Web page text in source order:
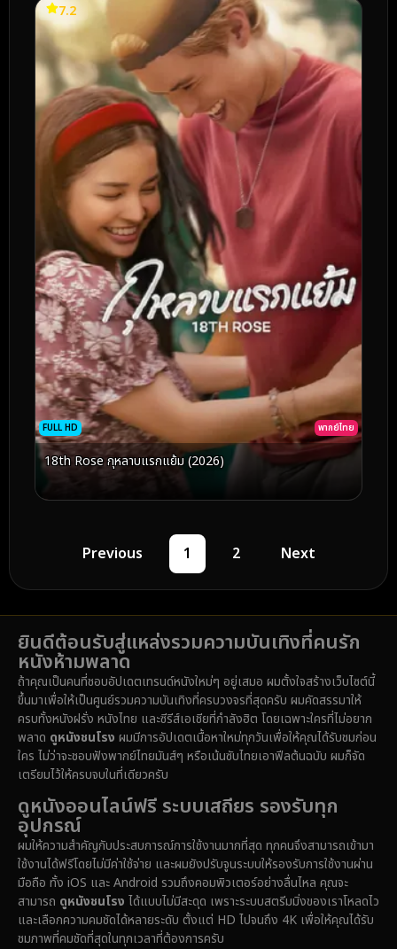
FULL HD พากย์ไทย
7.2
18th Rose กุหลาบแรกแย้ม (2026)
Previous 1 2 Next
ยินดีต้อนรับสู่แหล่งรวมความบันเทิงที่คนรัก
หนังห้ามพลาด
ถ้าคุณเป็นคนที่ชอบอัปเดตเทรนด์หนังใหม่ๆ อยู่เสมอ ผมตั้งใจสร้างเว็บไซต์นี้
ขึ้นมาเพื่อให้เป็นศูนย์รวมความบันเทิงที่ครบวงจรที่สุดครับ ผมคัดสรรมาให้
ครบทั้งหนังฝรั่ง หนังไทย และซีรีส์เอเชียที่กำลังฮิต โดยเฉพาะใครที่ไม่อยาก
พลาด ดูหนังชนโรง ผมมีการอัปเดตเนื้อหาใหม่ทุกวันเพื่อให้คุณได้รับชมก่อน
ใคร ไม่ว่าจะชอบฟังพากย์ไทยมันส์ๆ หรือเน้นซับไทยเอาฟีลต้นฉบับ ผมก็จัด
เตรียมไว้ให้ครบจบในที่เดียวครับ
ดูหนังออนไลน์ฟรี ระบบเสถียร รองรับทุก
อุปกรณ์
ผมให้ความสำคัญกับประสบการณ์การใช้งานมากที่สุด ทุกคนจึงสามารถเข้ามา
ใช้งานได้ฟรีโดยไม่มีค่าใช้จ่าย และผมยังปรับจูนระบบให้รองรับการใช้งานผ่าน
มือถือ ทั้ง iOS และ Android รวมถึงคอมพิวเตอร์อย่างลื่นไหล คุณจะ
สามารถ ดูหนังชนโรง ได้แบบไม่มีสะดุด เพราะระบบสตรีมมิ่งของเราโหลดไว
และเลือกความคมชัดได้หลายระดับ ตั้งแต่ HD ไปจนถึง 4K เพื่อให้คุณได้รับ
ชมภาพที่คมชัดที่สุดในทุกเวลาที่ต้องการครับ